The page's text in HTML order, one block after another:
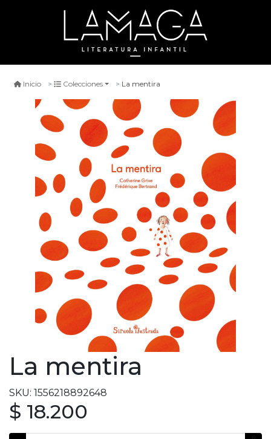
Inicio Colecciones La mentira
La mentira
SKU: 1556218892648
$ 18.200